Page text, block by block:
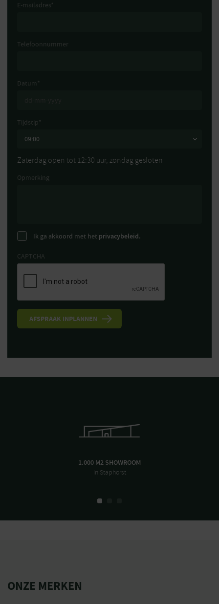
E-mailadres*
Telefoonnummer
Datum *
Tijdstip*
Zaterdag open tot 12:30 uur, zondag gesloten
Opmerking
Ik ga akkoord met het privacybeleid.
CAPTCHA
1.000 M2 SHOWROOM
in Staphorst
ONZE MERKEN